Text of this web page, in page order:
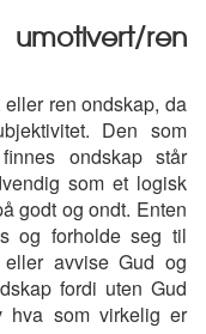
ren
ren ondskap, da
Den som
ondskap står
som et logisk
godt og ondt. Enten
og forholde seg til
avvise Gud og
fordi uten Gud
hva som virkelig er